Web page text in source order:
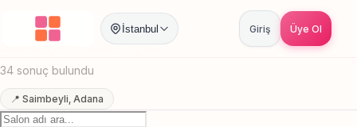
İstanbul Giriş Üye Ol
Anasayfa / Adana Saimbeyli Agda
Saimbeyli, Adana Agda
34 sonuç bulundu
📍 Saimbeyli, Adana
Canlı sonuçlar Online randevu